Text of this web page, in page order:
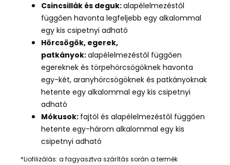
Csincsillák és deguk:alapélelmezéstől
függően havonta legfeljebb egy alkalommal
egy kis csipetnyi adható
Hörcsögök, egerek,
patkányok:alapélelmezéstől függően
egereknek és törpehörcsögöknek havonta
egy-két, aranyhörcsögöknek és patkányoknak
hetente egy alkalommal egy kis csipetnyi
adható
Mókusok: fajtól és alapélelmezéstől függően
hetente egy-három alkalommal egy kis
csipetnyi adható
*Liofilizálás: a fagyasztva szárítás során a termék